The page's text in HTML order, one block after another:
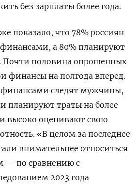
без зарплаты более года.
показало, что 78% россиян
а 80% планируют
Почти половина опрошенных
финансы на полгода вперед.
следят мужчины,
траты на более
высоко оценивают свою
«В целом за последнее
внимательнее относиться
— по сравнению с
2023 года